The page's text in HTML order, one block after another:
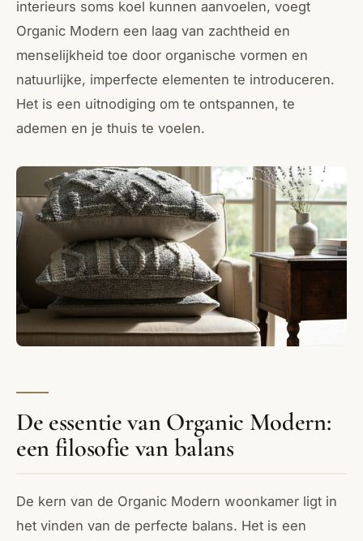
interieurs soms koel kunnen aanvoelen, voegt
Organic Modern een laag van zachtheid en
menselijkheid toe door organische vormen en
natuurlijke, imperfecte elementen te introduceren.
Het is een uitnodiging om te ontspannen, te
ademen en je thuis te voelen.
De essentie van Organic Modern:
een filosofie van balans
De kern van de Organic Modern woonkamer ligt in
het vinden van de perfecte balans. Het is een